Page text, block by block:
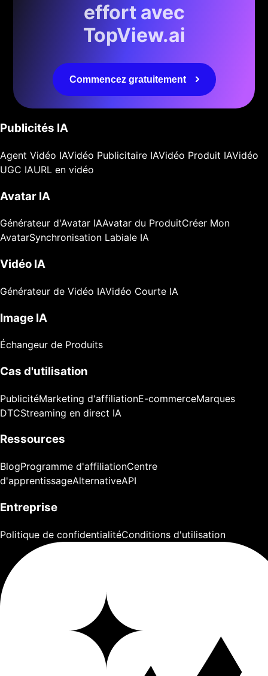
effort avec
TopView.ai
Commencez gratuitement
Publicités IA
Agent Vidéo IAVidéo Publicitaire IAVidéo Produit IAVidéo
UGC IAURL en vidéo
Avatar IA
Générateur d'Avatar IAAvatar du ProduitCréer Mon
AvatarSynchronisation Labiale IA
Vidéo IA
Générateur de Vidéo IAVidéo Courte IA
Image IA
Échangeur de Produits
Cas d'utilisation
PublicitéMarketing d'affiliationE-commerceMarques
DTCStreaming en direct IA
Ressources
BlogProgramme d'affiliationCentre
d'apprentissageAlternativeAPI
Entreprise
Politique de confidentialitéConditions d'utilisation